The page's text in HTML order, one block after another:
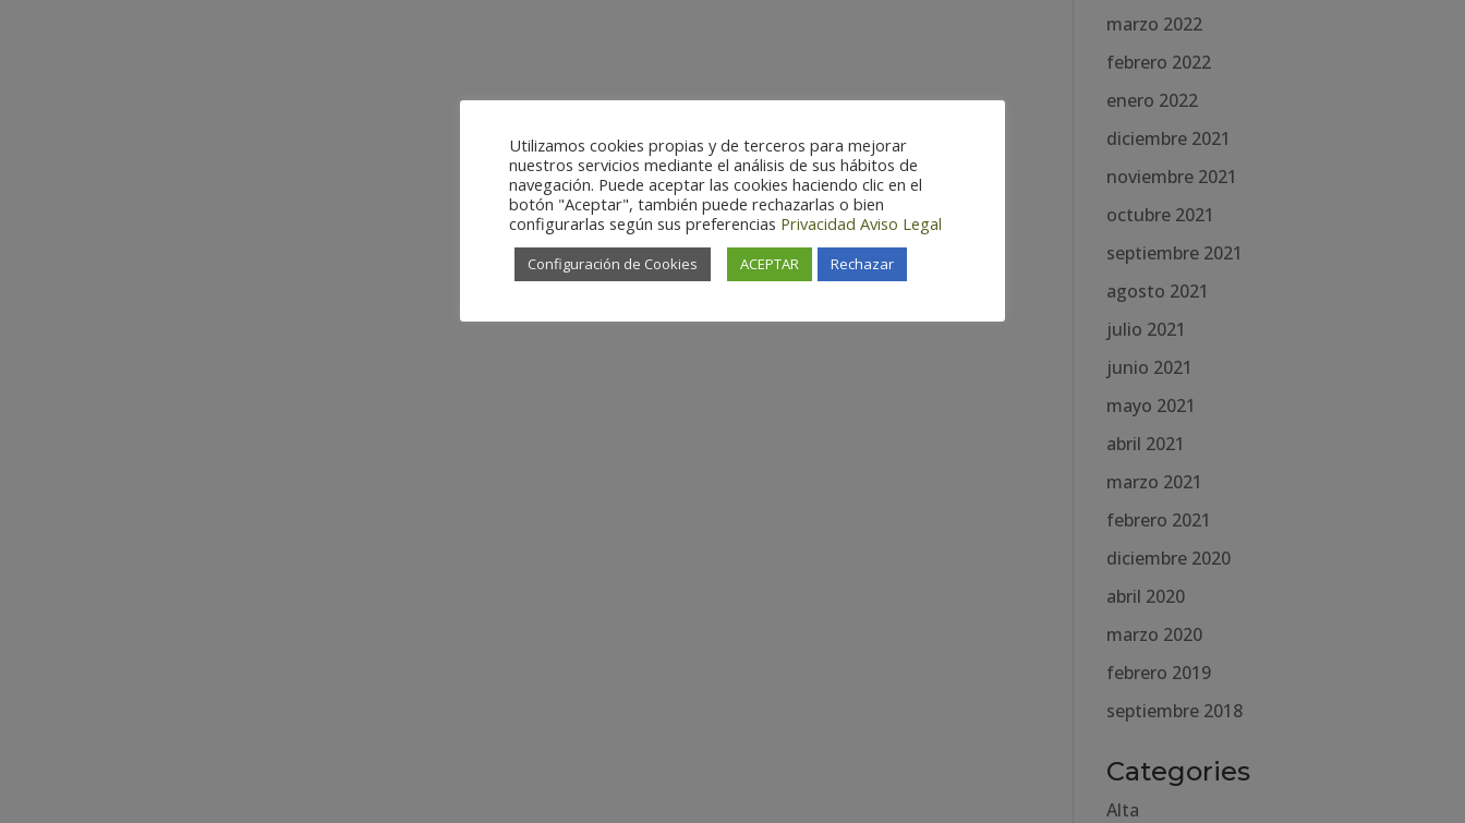
marzo 2022
febrero 2022
enero 2022
diciembre 2021
noviembre 2021
octubre 2021
septiembre 2021
agosto 2021
julio 2021
junio 2021
mayo 2021
abril 2021
marzo 2021
febrero 2021
diciembre 2020
abril 2020
marzo 2020
febrero 2019
septiembre 2018
Categories
Alta
Utilizamos cookies propias y de terceros para mejorar
nuestros servicios mediante el análisis de sus hábitos de
navegación. Puede aceptar las cookies haciendo clic en el
botón "Aceptar", también puede rechazarlas o bien
configurarlas según sus preferencias Privacidad Aviso Legal
Configuración de Cookies ACEPTAR Rechazar